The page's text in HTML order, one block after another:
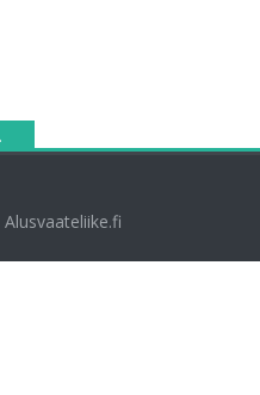
Alusvaateliike.fi